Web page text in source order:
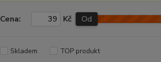
Cena: Kč Od
Skladem TOP produkt